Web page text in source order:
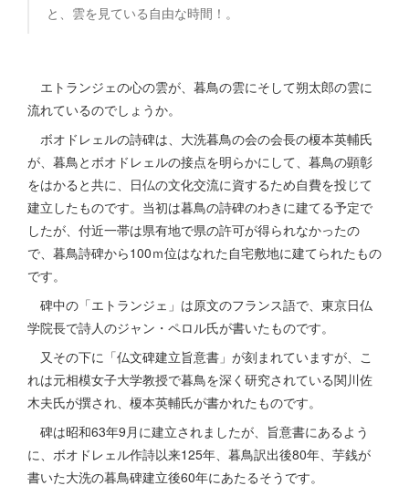
と、雲を見ている自由な時間！。
エトランジェの心の雲が、暮鳥の雲にそして朔太郎の雲に
流れているのでしょうか。
ボオドレェルの詩碑は、大洗暮鳥の会の会長の榎本英輔氏
が、暮鳥とボオドレェルの接点を明らかにして、暮鳥の顕彰
をはかると共に、日仏の文化交流に資するため自費を投じて
建立したものです。当初は暮鳥の詩碑のわきに建てる予定で
したが、付近一帯は県有地で県の許可が得られなかったの
で、暮鳥詩碑から100ｍ位はなれた自宅敷地に建てられたもの
です。
碑中の「エトランジェ」は原文のフランス語で、東京日仏
学院長で詩人のジャン・ペロル氏が書いたものです。
又その下に「仏文碑建立旨意書」が刻まれていますが、こ
れは元相模女子大学教授で暮鳥を深く研究されている関川佐
木夫氏が撰され、榎本英輔氏が書かれたものです。
碑は昭和63年9月に建立されましたが、旨意書にあるよう
に、ボオドレェル作詩以来125年、暮鳥訳出後80年、芋銭が
書いた大洗の暮鳥碑建立後60年にあたるそうです。